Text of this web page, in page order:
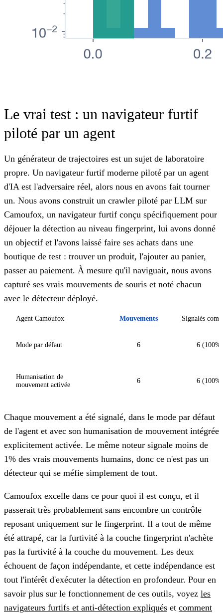
Le vrai test : un navigateur furtif
piloté par un agent
Un générateur de trajectoires est un sujet de laboratoire
propre. Un navigateur furtif moderne piloté par un agent
d'IA est l'adversaire réel, alors nous en avons fait tourner
un. Nous avons construit un crawler piloté par LLM sur
Camoufox, un navigateur furtif conçu spécifiquement pour
déjouer la détection au niveau fingerprint, lui avons donné
un objectif et l'avons laissé faire ses achats dans une
boutique de test : trouver un produit, l'ajouter au panier,
passer au paiement. À mesure qu'il naviguait, nous avons
capturé ses vrais mouvements de souris et noté chacun
avec le détecteur déployé.
Agent Camoufox Mouvements Signalés
Mode par défaut 6 6 (100%)
Humanisation de
mouvement activée
6 6 (100%)
Chaque mouvement a été signalé, dans le mode par défaut
de l'agent et avec son humanisation de mouvement intégrée
explicitement activée. Le même noteur signale moins de
1% des vrais mouvements humains, donc ce n'est pas un
détecteur qui se méfie simplement de tout.
Camoufox excelle dans ce pour quoi il est conçu, et il
passerait très probablement sans encombre un contrôle
reposant uniquement sur le fingerprint. Il a tout de même
été attrapé, car la furtivité à la couche fingerprint n'achète
pas la furtivité à la couche du mouvement. Les deux
échouent de façon indépendante, et cette indépendance est
tout l'intérêt d'exécuter la détection en profondeur. Pour en
savoir plus sur le fonctionnement de ces outils, voyez les
navigateurs furtifs et anti-détection expliqués et comment